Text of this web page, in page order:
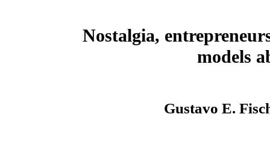
Nostalgia,
models
Gustavo E.